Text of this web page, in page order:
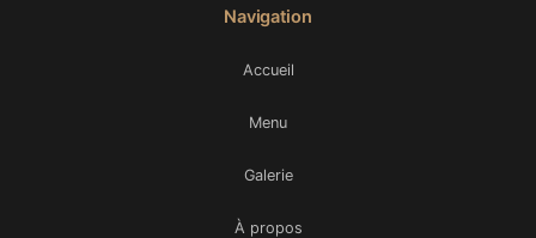
Navigation
Accueil
Menu
Galerie
À propos